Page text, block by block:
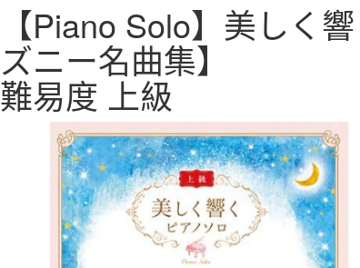
【Piano Solo】美しく
ズニー名曲集】
難易度 上級